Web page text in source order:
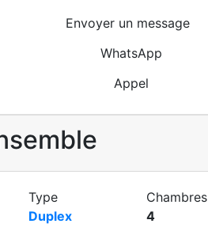
Envoyer un message
WhatsApp
Appel
Type
Duplex
Chambres
4